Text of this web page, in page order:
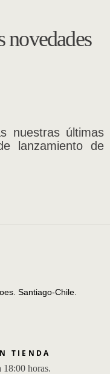
novedades
nuestras últimas
lanzamiento de
Santiago-Chile.
TIENDA
18:00 horas.